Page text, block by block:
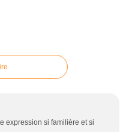
expression si familière et si